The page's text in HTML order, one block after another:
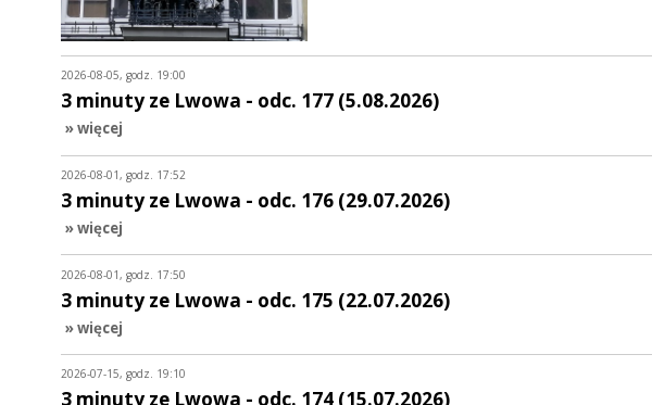
2026-08-05, godz. 19:00
3 minuty ze Lwowa - odc. 177 (5.08.2026)
» więcej
2026-08-01, godz. 17:52
3 minuty ze Lwowa - odc. 176 (29.07.2026)
» więcej
2026-08-01, godz. 17:50
3 minuty ze Lwowa - odc. 175 (22.07.2026)
» więcej
2026-07-15, godz. 19:10
3 minuty ze Lwowa - odc. 174 (15.07.2026)